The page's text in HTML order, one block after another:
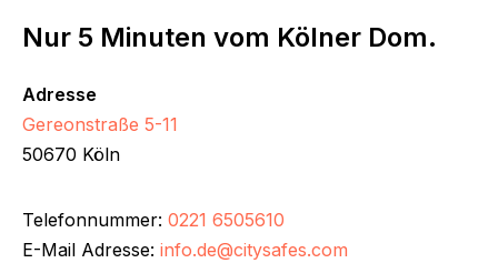
Nur 5 Minuten vom Kölner Dom.
Adresse
Gereonstraße 5-11
50670 Köln
Telefonnummer: 0221 6505610
E-Mail Adresse: info.de@citysafes.com